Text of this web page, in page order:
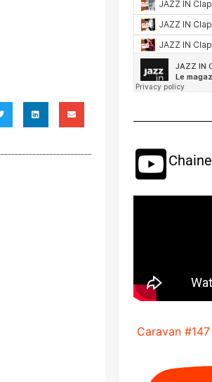
Caravan #147